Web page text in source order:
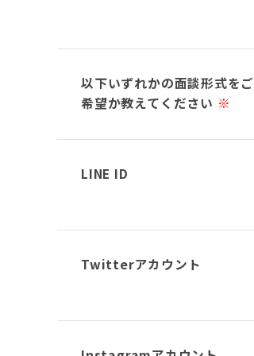
以下いずれかの面談形式をご
希望か教えてください ※
LINE ID
Twitterアカウント